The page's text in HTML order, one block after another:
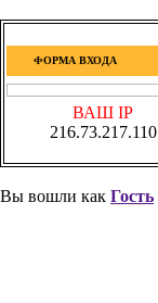
ФОРМА ВХОДА
ВАШ IP
216.73.217.110
Вы вошли как Гость